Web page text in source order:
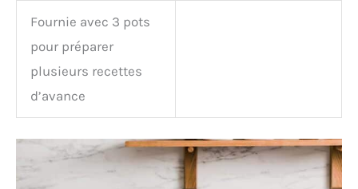
Fournie avec 3 pots
pour préparer
plusieurs recettes
d’avance